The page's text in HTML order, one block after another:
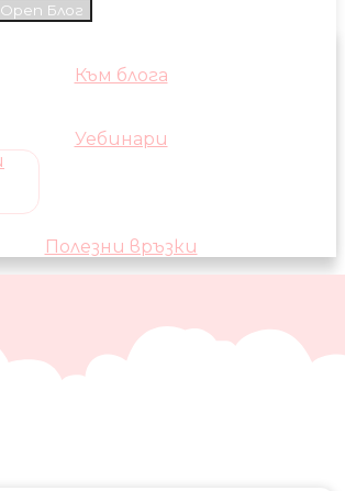
Open Блог
Към блога
Уебинари
Полезни връзки